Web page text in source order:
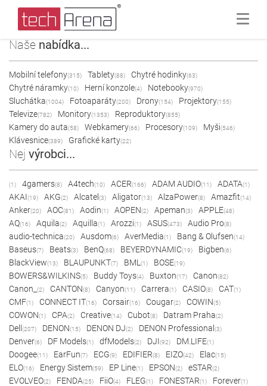
Naše nabídka...
Mobilní telefony(315) Tablety(88) Chytré hodinky(63)
Chytré náramky(10) Herní konzole(4) Notebooky(970)
Sluchátka(1004) Fotoaparáty(200) Drony(154) Projektory(155)
Televize(782) Monitory(1353) Reproduktory(855)
Kamery do auta(58) Webkamery(66) Procesory(109) Myši(546)
Klávesnice(389) Grafické karty(22)
Nej výrobci...
(1) 4gamers(8) A4tech(10) ACER(166) ADAM AUDIO(11) ADATA(1)
AKAI(19) AKG(2) Alcatel (3) Aligator(13) AlzaPower(8) Amazfit(14)
Anker(20) AOC(81) Aodin(1) AOPEN(2) Apeman(3) APPLE(48)
AQ(16) Aquila(2) Aquilla(1) Arozzi(1) ASUS(473) Audio Pro(8)
audio-technica(20) Ausdom(6) AverMedia(1) Bang & Olufsen(14)
Baseus(7) Beats(3) BenQ(68) BEYERDYNAMIC(19) Bigben(6)
BlackView(13) BLAUPUNKT(7) BML (1) BOSE(19)
BOWERS&WILKINS(5) Buddy Toys(4) Buxton(17) Canon(82)
Canon_ (2) CANTON(8) Canyon(11) Carrera(1) CASIO(8) CAT(1)
CMF(1) CONNECT IT(16) Corsair(16) Cougar(2) COWIN(5)
COWON(1) CPA(2) Creative(14) Cubot(8) Datram Praha(2)
Dell (207) DENON(15) DENON DJ(2) DENON Professional (3)
Denver(6) DF Models(1) dfModels(2) DJI(92) DM.LIFE(1)
Doogee(11) EarFun(7) ECG(9) EDIFIER(8) EIZO(42) Elac(15)
ELO(16) Energy Sistem(59) EP Line(1) EPSON(2) eSTAR(2)
EVOLVEO(2) FENDA(25) FiiO(4) FLEG(1) FONESTAR(1) Forever(1)